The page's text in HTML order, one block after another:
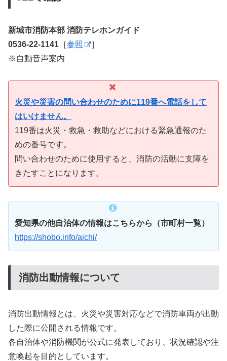
新城市消防本部 消防テレホンガイド
0536-22-1141 ［参照
］
※自動音声案内
火災や災害の問い合わせのために119番へ電話をして
はいけません。
119番は火災・救急・救助などにおける緊急通報のた
めの番号です。
問い合わせのために使用すると、消防の活動に支障を
きたすことになります。
愛知県の他自治体の情報はこちらから（市町村一覧）
https://shobo.info/aichi/
消防出動情報について
消防出動情報とは、火災や災害対応などで消防車両が出動
した際に公開される情報です。
各自治体や消防機関が公式に発表しており、状況確認や注
意喚起を目的としています。